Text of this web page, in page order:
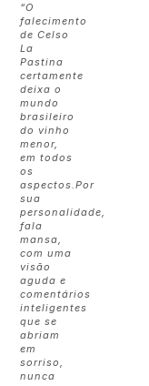
“O
falecimento
de Celso
La
Pastina
certamente
deixa o
mundo
brasileiro
do vinho
menor,
em todos
os
aspectos.Por
sua
personalidade,
fala
mansa,
com uma
visão
aguda e
comentários
inteligentes
que se
abriam
em
sorriso,
nunca